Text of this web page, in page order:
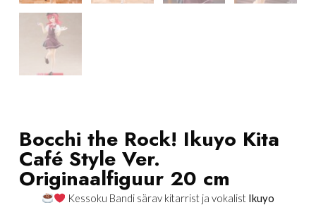
Bocchi the Rock! Ikuyo Kita
Café Style Ver.
Originaalfiguur 20 cm
Kessoku Bandi särav kitarrist ja vokalist Ikuyo